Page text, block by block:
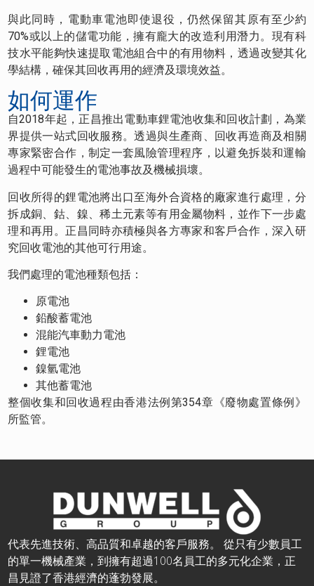
與此同時，電動車電池即使退役，仍然保留其原有至少約
70%或以上的儲電功能，擁有龐大的改造利用潛力。現有科
技水平能夠快速提取電池組合中的有用物料，透過改變其化
學結構，確保其回收再用的經濟及環境效益。
如何運作
自2018年起，正昌推出電動車鋰電池收集和回收計劃，為業
界提供一站式回收服務。透過與生產商、回收再造商及相關
專家緊密合作，制定一套風險管理程序，以避免拆裝和運輸
過程中可能發生的電池事故及機械損壞。
回收所得的鋰電池將出口至海外合資格的廠家進行處理，分
拆成銅、鈷、鎳、稀土元素等有用金屬物料，並作下一步處
理和再用。正昌同時亦積極與各方專家和客戶合作，深入研
究回收電池的其他可行用途。
我們處理的電池種類包括：
原電池
鉛酸蓄電池
混能汽車動力電池
鋰電池
鎳氫電池
其他蓄電池
整個收集和回收過程由香港法例第354章《廢物處置條例》
所監管。
代表先進技術、高品質和卓越的客戶服務。 從只有少數員工
的單一機械產業，到擁有超過100名員工的多元化企業，正
昌見證了香港經濟的蓬勃發展。